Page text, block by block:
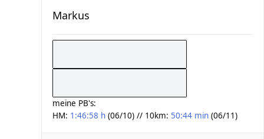
Markus
meine PB's:
HM: 1:46:58 h (06/10) // 10km: 50:44 min (06/11)